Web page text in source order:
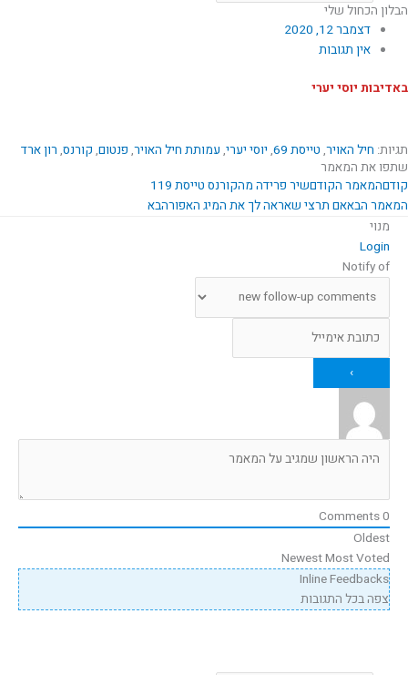
הבלון הכחול שלי
דצמבר 12, 2020
אין תגובות
באדיבות יוסי יערי
תגיות: חיל האויר, טייסת 69 , יוסי יערי, עמותת חיל האויר, פנטום, קורנס, רון ארד
שתפו את המאמר
קודםהמאמר הקודםשיר פרידה מהקורנס טייסת 119
המאמר הבאאם תרצי שאראה לך את המיג האפורהבא
מנוי
Login
Notify of
0
Oldest
NewestMost Voted
Inline Feedbacks
צפה בכל התגובות